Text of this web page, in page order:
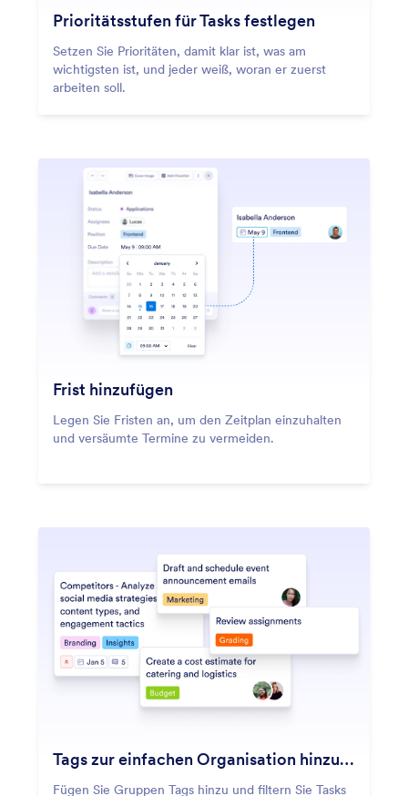
Prioritätsstufen für Tasks festlegen
Setzen Sie Prioritäten, damit klar ist, was am
wichtigsten ist, und jeder weiß, woran er zuerst
arbeiten soll.
Frist hinzufügen
Legen Sie Fristen an, um den Zeitplan einzuhalten
und versäumte Termine zu vermeiden.
Tags zur einfachen Organisation hinzufügen
Fügen Sie Gruppen Tags hinzu und filtern Sie Tasks